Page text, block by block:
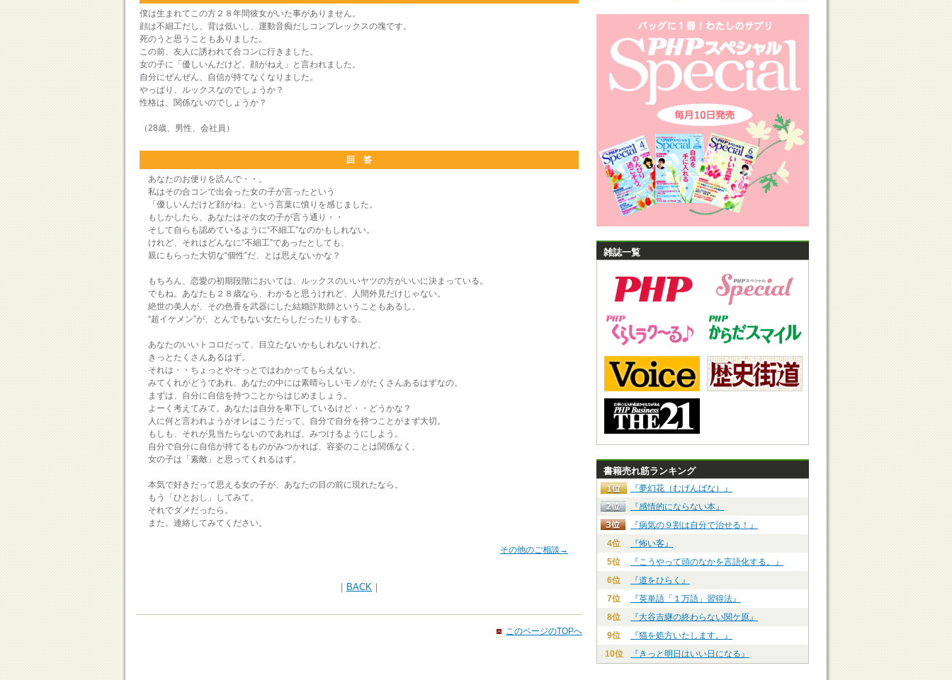
僕は生まれてこの方２８年間彼女がいた事がありません。
顔は不細工だし、背は低いし、運動音痴だしコンプレックスの塊です。
死のうと思うこともありました。
この前、友人に誘われて合コンに行きました。
女の子に「優しいんだけど、顔がねえ」と言われました。
自分にぜんぜん、自信が持てなくなりました。
やっぱり、ルックスなのでしょうか？
性格は、関係ないのでしょうか？
（28歳、男性、会社員）
回 答
あなたのお便りを読んで・・。
私はその合コンで出会った女の子が言ったという
「優しいんだけど顔がね」という言葉に憤りを感じました。
もしかしたら、あなたはその女の子が言う通り・・
そして自らも認めているように“不細工”なのかもしれない。
けれど、それはどんなに“不細工”であったとしても、
親にもらった大切な“個性”だ、とは思えないかな？
もちろん、恋愛の初期段階においては、ルックスのいいヤツの方がいいに決まっている。
でもね。あなたも２８歳なら、わかると思うけれど、人間外見だけじゃない。
絶世の美人が、その色香を武器にした結婚詐欺師ということもあるし、
“超イケメン”が、とんでもない女たらしだったりもする。
あなたのいいトコロだって、目立たないかもしれないけれど、
きっとたくさんあるはず。
それは・・ちょっとやそっとではわかってもらえない。
みてくれがどうであれ、あなたの中には素晴らしいモノがたくさんあるはずなの。
まずは、自分に自信を持つことからはじめましょう。
よーく考えてみて。あなたは自分を卑下しているけど・・どうかな？
人に何と言われようがオレはこうだって、自分で自分を持つことがまず大切。
もしも、それが見当たらないのであれば、みつけるようにしよう。
自分で自分に自信が持てるものがみつかれば、容姿のことは関係なく、
女の子は「素敵」と思ってくれるはず。
本気で好きだって思える女の子が、あなたの目の前に現れたなら。
もう「ひとおし」してみて。
それでダメだったら。
また。連絡してみてください。
その他のご相談→
｜ BACK ｜
このページのTOPへ
雑誌一覧
書籍売れ筋ランキング
『夢幻花（むげんばな）』
『感情的にならない本』
『病気の９割は自分で治せる！』
4位
『怖い客』
5位
『こうやって頭のなかを言語化する。』
6位
『道をひらく』
7位
『英単語「１万語」習得法』
8位
『大谷吉継の終わらない関ケ原』
9位
『猫を処方いたします。』
10位
『きっと明日はいい日になる』